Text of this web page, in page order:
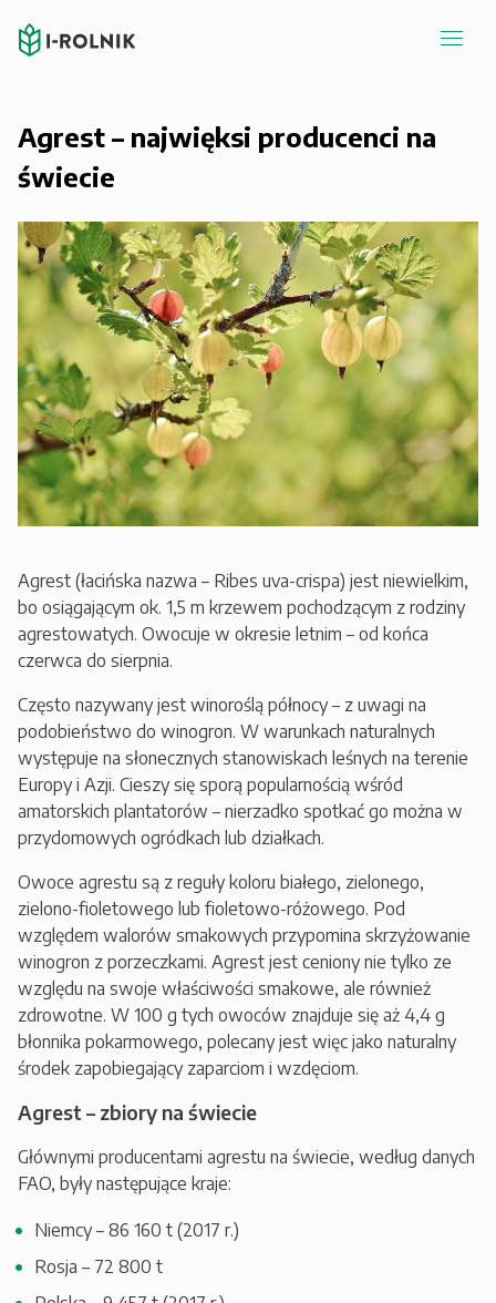
Agrest – najwięksi producenci na
świecie
Agrest (łacińska nazwa – Ribes uva-crispa) jest niewielkim,
bo osiągającym ok. 1,5 m krzewem pochodzącym z rodziny
agrestowatych. Owocuje w okresie letnim – od końca
czerwca do sierpnia.
Często nazywany jest winoroślą północy – z uwagi na
podobieństwo do winogron. W warunkach naturalnych
występuje na słonecznych stanowiskach leśnych na terenie
Europy i Azji. Cieszy się sporą popularnością wśród
amatorskich plantatorów – nierzadko spotkać go można w
przydomowych ogródkach lub działkach.
Owoce agrestu są z reguły koloru białego, zielonego,
zielono-fioletowego lub fioletowo-różowego. Pod
względem walorów smakowych przypomina skrzyżowanie
winogron z porzeczkami. Agrest jest ceniony nie tylko ze
względu na swoje właściwości smakowe, ale również
zdrowotne. W 100 g tych owoców znajduje się aż 4,4 g
błonnika pokarmowego, polecany jest więc jako naturalny
środek zapobiegający zaparciom i wzdęciom.
Agrest – zbiory na świecie
Głównymi producentami agrestu na świecie, według danych
FAO, były następujące kraje:
Niemcy – 86 160 t (2017 r.)
Rosja – 72 800 t